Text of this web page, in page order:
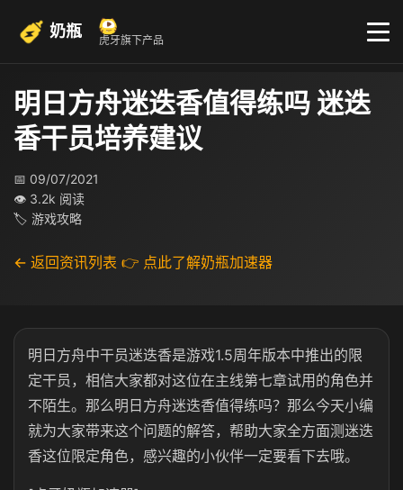
奶瓶 虎牙旗下产品
明日方舟迷迭香值得练吗 迷迭
香干员培养建议
📅 09/07/2021
👁 3.2k 阅读
🏷 游戏攻略
← 返回资讯列表 👉 点此了解奶瓶加速器
明日方舟中干员迷迭香是游戏1.5周年版本中推出的限
定干员，相信大家都对这位在主线第七章试用的角色并
不陌生。那么明日方舟迷迭香值得练吗？那么今天小编
就为大家带来这个问题的解答，帮助大家全方面测迷迭
香这位限定角色，感兴趣的小伙伴一定要看下去哦。